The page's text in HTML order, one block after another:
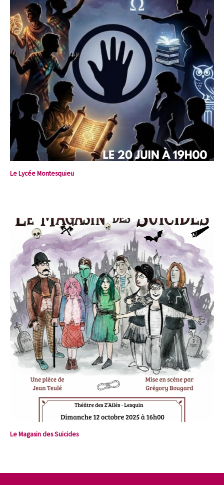
Le Lycée Montesquieu
Le Magasin des Suicides